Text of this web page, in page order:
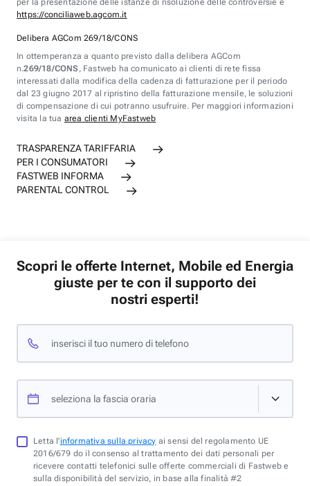
per la presentazione delle istanze di risoluzione delle controversie è
https://conciliaweb.agcom.it
Delibera AGCom 269/18/CONS
In ottemperanza a quanto previsto dalla delibera AGCom
n.269/18/CONS , Fastweb ha comunicato ai clienti di rete fissa
interessati dalla modifica della cadenza di fatturazione per il periodo
dal 23 giugno 2017 al ripristino della fatturazione mensile, le soluzioni
di compensazione di cui potranno usufruire. Per maggiori informazioni
visita la tua area clienti MyFastweb
TRASPARENZA TARIFFARIA
PER I CONSUMATORI
FASTWEB INFORMA
PARENTAL CONTROL
Scopri le offerte Internet, Mobile ed Energia
giuste per te con il supporto dei
nostri esperti!
inserisci il tuo numero di telefono
seleziona la fascia oraria
Letta l'informativa sulla privacy ai sensi del regolamento UE
2016/679 do il consenso al trattamento dei dati personali per
ricevere contatti telefonici sulle offerte commerciali di Fastweb e
sulla disponibilità del servizio, in base alla finalità #2